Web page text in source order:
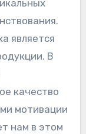
является
В
качество
мотивации
нам в этом